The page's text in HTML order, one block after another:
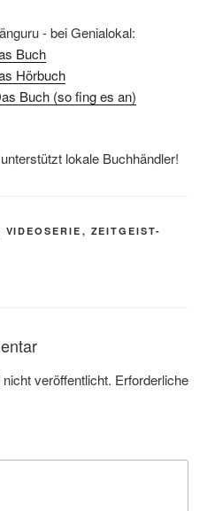
- bei Genialokal:
Buch
Hörbuch
Buch (so fing es an)
lokale Buchhändler!
VIDEOSERIE , ZEITGEIST-
veröffentlicht. Erforderliche